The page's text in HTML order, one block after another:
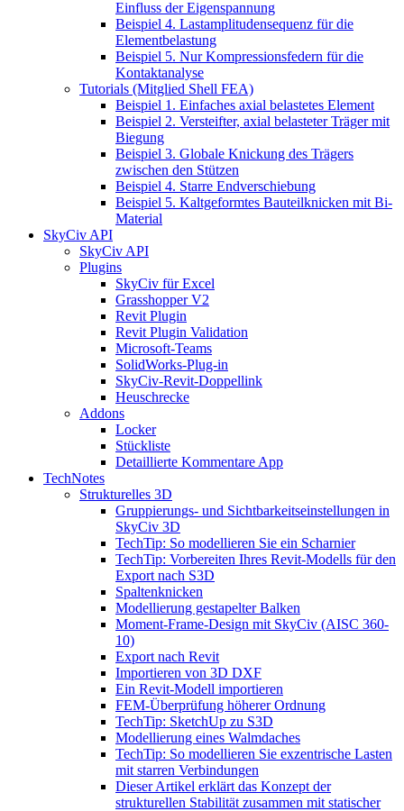
Einfluss der Eigenspannung
Beispiel 4. Lastamplitudensequenz für die
Elementbelastung
Beispiel 5. Nur Kompressionsfedern für die
Kontaktanalyse
Tutorials (Mitglied Shell FEA)
Beispiel 1. Einfaches axial belastetes Element
Beispiel 2. Versteifter, axial belasteter Träger mit
Biegung
Beispiel 3. Globale Knickung des Trägers
zwischen den Stützen
Beispiel 4. Starre Endverschiebung
Beispiel 5. Kaltgeformtes Bauteilknicken mit Bi-
Material
SkyCiv API
SkyCiv API
Plugins
SkyCiv für Excel
Grasshopper V2
Revit Plugin
Revit Plugin Validation
Microsoft-Teams
SolidWorks-Plug-in
SkyCiv-Revit-Doppellink
Heuschrecke
Addons
Locker
Stückliste
Detaillierte Kommentare App
TechNotes
Strukturelles 3D
Gruppierungs- und Sichtbarkeitseinstellungen in
SkyCiv 3D
TechTip: So modellieren Sie ein Scharnier
TechTip: Vorbereiten Ihres Revit-Modells für den
Export nach S3D
Spaltenknicken
Modellierung gestapelter Balken
Moment-Frame-Design mit SkyCiv (AISC 360-
10)
Export nach Revit
Importieren von 3D DXF
Ein Revit-Modell importieren
FEM-Überprüfung höherer Ordnung
TechTip: SketchUp zu S3D
Modellierung eines Walmdaches
TechTip: So modellieren Sie exzentrische Lasten
mit starren Verbindungen
Dieser Artikel erklärt das Konzept der
strukturellen Stabilität zusammen mit statischer